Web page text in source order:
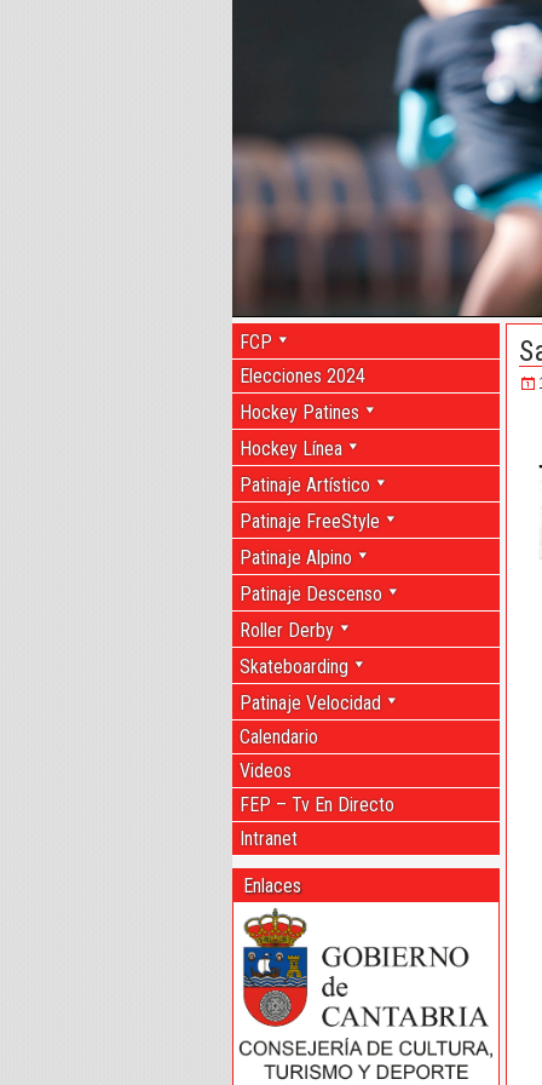
FCP
Elecciones 2024
Hockey Patines
Hockey Línea
Patinaje Artístico
Patinaje FreeStyle
Patinaje Alpino
Patinaje Descenso
Roller Derby
Skateboarding
Patinaje Velocidad
Calendario
Videos
FEP – Tv En Directo
Intranet
Enlaces